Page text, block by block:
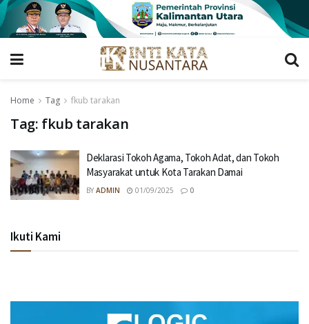
Home Tag fkub tarakan
Tag: fkub tarakan
Deklarasi Tokoh Agama, Tokoh Adat, dan Tokoh
Masyarakat untuk Kota Tarakan Damai
BY ADMIN 01/09/2025 0
Ikuti Kami